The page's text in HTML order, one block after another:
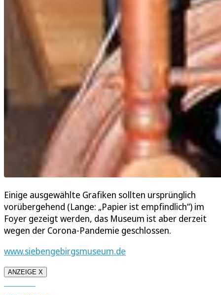
Einige ausgewählte Grafiken sollten ursprünglich
vorübergehend (Lange: „Papier ist empfindlich“) im
Foyer gezeigt werden, das Museum ist aber derzeit
wegen der Corona-Pandemie geschlossen.
www.siebengebirgsmuseum.de
ANZEIGE X